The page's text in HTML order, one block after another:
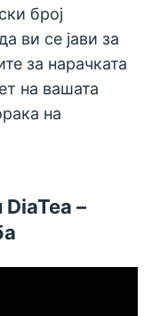
број
ви се јави за
за нарачката
на вашата
на
–